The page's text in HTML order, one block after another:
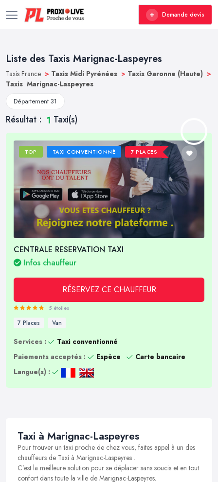
Demande devis
Liste des Taxis Marignac-Laspeyres
Taxis France > Taxis Midi Pyrénées > Taxis Garonne (Haute) >
Taxis Marignac-Laspeyres
Département 31
Résultat : 1 Taxi(s)
TOP TAXI CONVENTIONNÉ 7 PLACES
CENTRALE RESERVATION TAXI
Infos chauffeur
RÉSERVEZ CE CHAUFFEUR
5 étoiles
7 Places Van
Services :
Taxi conventionné
Paiements acceptés :
Espèce
Carte bancaire
Langue(s) :
Taxi à Marignac-Laspeyres
Pour trouver un taxi proche de chez vous, faites appel à un des
chauffeurs de Taxi à Marignac-Laspeyres .
C’est la meilleure solution pour se déplacer sans soucis et en tout
confort dans toute la ville de Marignac-Laspeyres.